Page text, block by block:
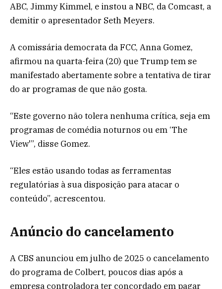
ABC, Jimmy Kimmel, e instou a NBC, da Comcast, a
demitir o apresentador Seth Meyers.
A comissária democrata da FCC, Anna Gomez,
afirmou na quarta-feira (20) que Trump tem se
manifestado abertamente sobre a tentativa de tirar
do ar programas de que não gosta.
“Este governo não tolera nenhuma crítica, seja em
programas de comédia noturnos ou em ‘The
View'”, disse Gomez.
“Eles estão usando todas as ferramentas
regulatórias à sua disposição para atacar o
conteúdo”, acrescentou.
Anúncio do cancelamento
A CBS anunciou em julho de 2025 o cancelamento
do programa de Colbert, poucos dias após a
empresa controladora ter concordado em pagar